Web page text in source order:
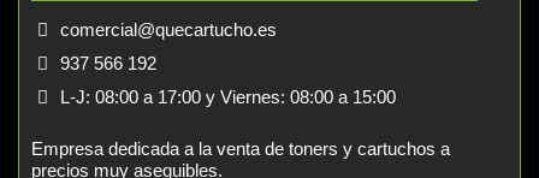
comercial@quecartucho.es
937 566 192
L-J: 08:00 a 17:00 y Viernes: 08:00 a 15:00
Empresa dedicada a la venta de toners y cartuchos a
precios muy asequibles.